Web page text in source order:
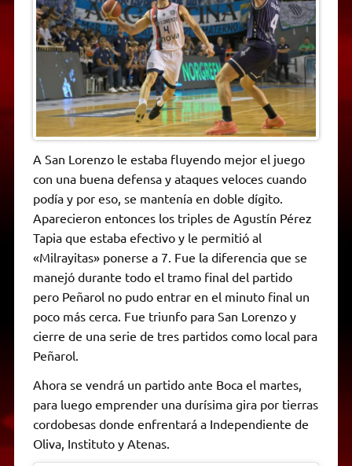
A San Lorenzo le estaba fluyendo mejor el juego
con una buena defensa y ataques veloces cuando
podía y por eso, se mantenía en doble dígito.
Aparecieron entonces los triples de Agustín Pérez
Tapia que estaba efectivo y le permitió al
«Milrayitas» ponerse a 7. Fue la diferencia que se
manejó durante todo el tramo final del partido
pero Peñarol no pudo entrar en el minuto final un
poco más cerca. Fue triunfo para San Lorenzo y
cierre de una serie de tres partidos como local para
Peñarol.
Ahora se vendrá un partido ante Boca el martes,
para luego emprender una durísima gira por tierras
cordobesas donde enfrentará a Independiente de
Oliva, Instituto y Atenas.